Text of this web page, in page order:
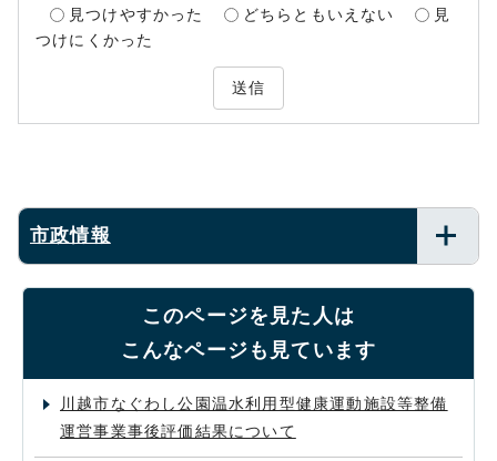
見つけやすかった
どちらともいえない
見
つけにくかった
送信
市政情報
このページを見た人は
こんなページも見ています
川越市なぐわし公園温水利用型健康運動施設等整備
運営事業事後評価結果について